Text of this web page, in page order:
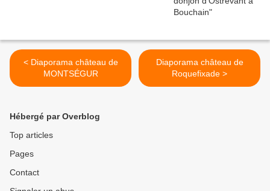
< Diaporama château de
MONTSÉGUR
Diaporama château de
Roquefixade >
Hébergé par Overblog
Top articles
Pages
Contact